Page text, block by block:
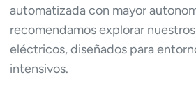
automatizada con mayor
recomendamos explorar
eléctricos, diseñados para
intensivos.